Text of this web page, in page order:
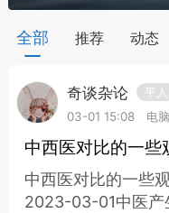
节气气象
全部 推荐 动态
奇谈杂论
平人
03-01 15:08
电
中西医对比的一些
中西医对比的一些
2023-03-01中医产